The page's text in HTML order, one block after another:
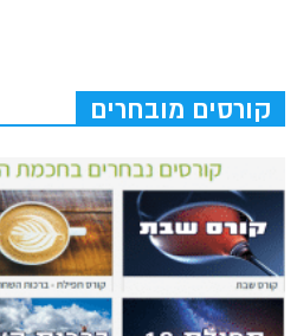
קורסים מובחרים